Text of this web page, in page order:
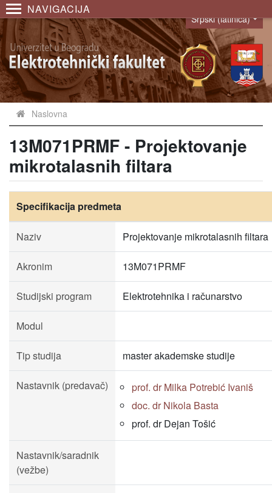
NAVIGACIJA
Language
Srpski (latinica)
Naslovna
13M071PRMF - Projektovanje
mikrotalasnih filtara
Specifikacija predmeta
Naziv Projektovanje mikrotalasnih filtara
Akronim 13M071PRMF
Studijski program Elektrotehnika i računarstvo
Modul
Tip studija master akademske studije
Nastavnik (predavač)
prof. dr Milka Potrebić Ivaniš
doc. dr Nikola Basta
prof. dr Dejan Tošić
Nastavnik/saradnik
(vežbe)